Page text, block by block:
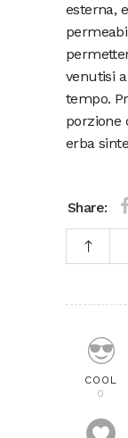
esterna,
venutisi
tempo.
porzione
erba
Share:
COOL
0